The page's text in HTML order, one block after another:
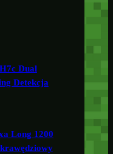
Dual
Detekcja
Long 1200
krawędziowy